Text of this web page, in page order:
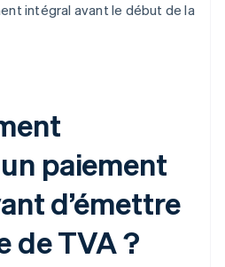
intégral avant le début de la
paiement
d’émettre
de TVA ?